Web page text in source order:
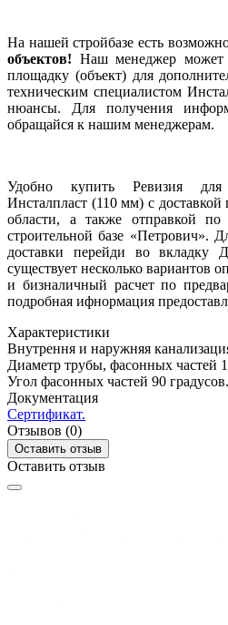
На нашей стройбазе есть
объектов! Наш менеджер может
площадку (объект) для
техническим специалистом
нюансы. Для получения
обращайся к нашим менеджерам.
Удобно купить Ревизия для
Инсталпласт (110 мм) с
области, а также отправкой
строительной базе «Петрович».
доставки перейди во вкладку
существует несколько вариантов
и бизналичный расчет по
подробная ифнормация
Характеристики
Внутрення и наружняя
Диаметр трубы, фасонных частей
Угол фасонных частей 90 градусов.
Документация
Сертификат.
Отзывов (0)
Оставить отзыв
Оставить отзыв